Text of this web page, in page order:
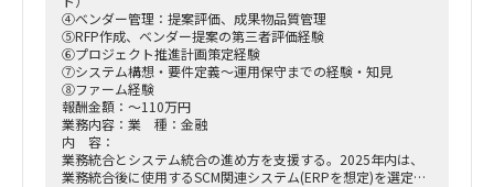
④ベンダー管理：提案評価、成果物品質管理
⑤RFP作成、ベンダー提案の第三者評価経験
⑥プロジェクト推進計画策定経験
⑦システム構想・要件定義～運用保守までの経験・知見
⑧ファーム経験
報酬金額：～110万円
業務内容：業 種：金融
内 容：
業務統合とシステム統合の進め方を支援する。2025年内は、
業務統合後に使用するSCM関連システム(ERPを想定)を選定・